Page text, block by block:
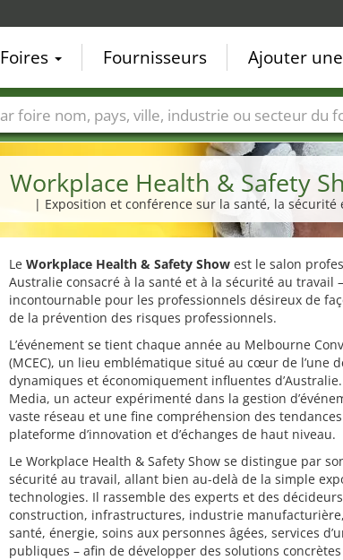
Workplace Health & Safety
| Exposition et conférence sur la santé, la
Le Workplace Health & Safety Showest le salon
Australie consacré à la santé et à la sécurité au travail
incontournable pour les professionnels désireux de
de la prévention des risques professionnels.
L’événement se tient chaque année au Melbourne
(MCEC), un lieu emblématique situé au cœur de l’une
dynamiques et économiquement influentes
Media, un acteur expérimenté dans la gestion
vaste réseau et une fine compréhension des
plateforme d’innovation et d’échanges de haut niveau.
Le Workplace Health & Safety Show se distingue par
sécurité au travail, allant bien au-delà de la simple
technologies. Il rassemble des experts et des
construction, infrastructures, industrie
santé, énergie, soins aux personnes âgées, services
publiques – afin de développer des solutions
Foires Fournisseurs Ajouter
Pays Villes Secteurs de foire Secteurs